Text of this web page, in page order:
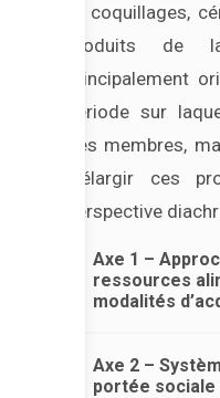
et coquillages,
produits de
principalement
période sur
des membres,
d’élargir ces
perspective
Axe 1 –
ressources
modalités
Axe 2 –
portée